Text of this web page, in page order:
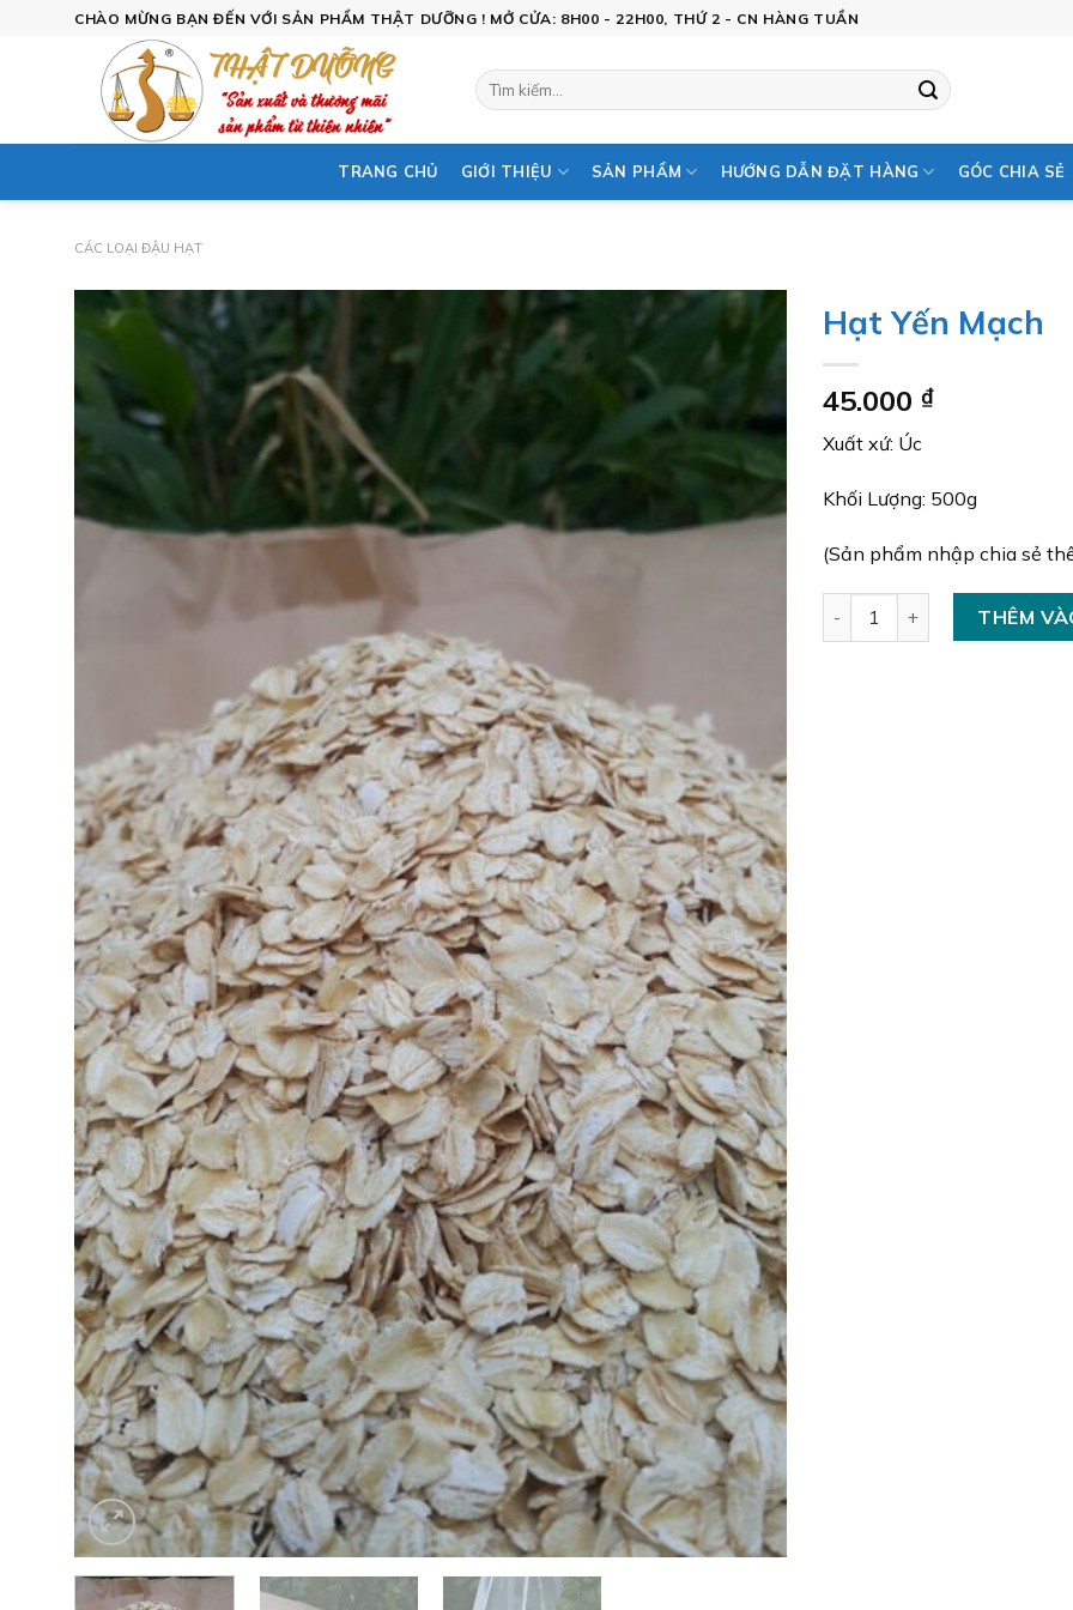
CHÀO MỪNG BẠN ĐẾN VỚI SẢN PHẨM THẬT DƯỠNG ! MỞ CỬA: 8H00 - 22H00, THỨ 2 - CN HÀNG TUẦN
Tìm
kiếm:
TRANG CHỦ GIỚI THIỆU SẢN PHẨM HƯỚNG DẪN ĐẶT HÀNG GÓC CHIA SẺ
CÁC LOẠI ĐẬU HẠT
Hạt Yến Mạch
45.000 ₫
Xuất xứ: Úc
Khối Lượng: 500g
(Sản phẩm nhập chia sẻ
Hạt Yến Mạch số lượng
THÊM